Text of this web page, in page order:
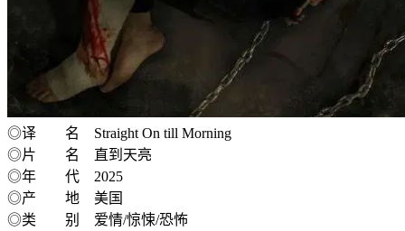
◎译 名 Straight On till Morning
◎片 名 直到天亮
◎年 代 2025
◎产 地 美国
◎类 别 爱情/惊悚/恐怖